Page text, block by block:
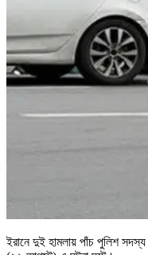
ইরানে দুই হামলায় পাঁচ পুলিশ সদস্য